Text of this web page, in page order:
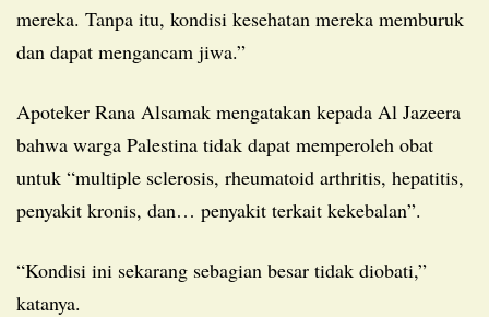
mereka. Tanpa itu, kondisi kesehatan mereka memburuk
dan dapat mengancam jiwa.”
Apoteker Rana Alsamak mengatakan kepada Al Jazeera
bahwa warga Palestina tidak dapat memperoleh obat
untuk “multiple sclerosis, rheumatoid arthritis, hepatitis,
penyakit kronis, dan… penyakit terkait kekebalan”.
“Kondisi ini sekarang sebagian besar tidak diobati,”
katanya.